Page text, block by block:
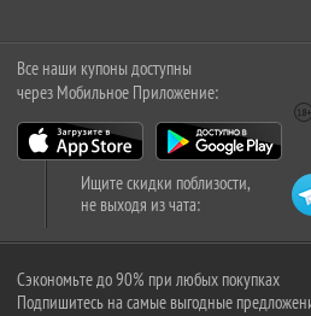
Все наши купоны доступны
через Мобильное Приложение:
Ищите скидки поблизости,
не выходя из чата:
Сэкономьте до 90% при любых покупках
Подпишитесь на самые выгодные